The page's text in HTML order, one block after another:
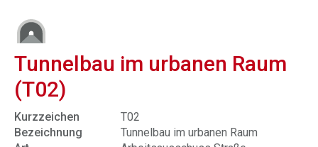
Tunnelbau im urbanen Raum
(T02)
Kurzzeichen
T02
Bezeichnung
Tunnelbau im urbanen Raum